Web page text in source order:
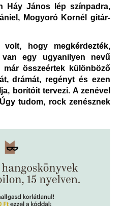
Háy János lép színpadra,
Mogyoró Kornél gitár-
volt, hogy megkérdezték,
egy ugyanilyen nevű
összeértek különböző
drámát, regényt és ezen
borítóit tervezi. A zenével
tudom, rock zenésznek